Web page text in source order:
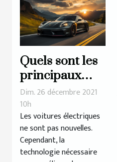
Quels sont les
principaux
avantages de la
voiture
électrique ?
Dim. 26 décembre 2021
10h
Les voitures électriques
ne sont pas nouvelles.
Cependant, la
technologie nécessaire